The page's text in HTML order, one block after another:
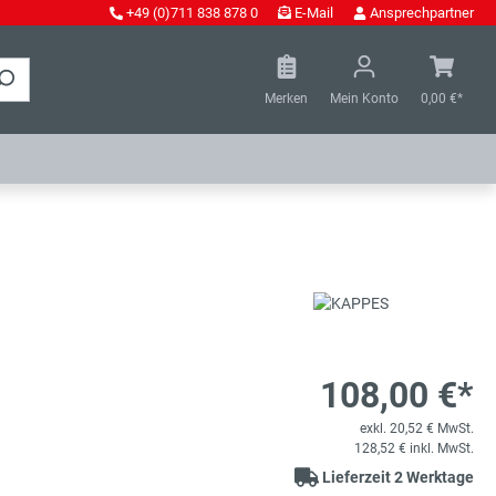
+49 (0)711 838 878 0 E-Mail Ansprechpartner
Merken Mein Konto 0,00 €*
108,00 €*
exkl. 20,52 € MwSt.
128,52 € inkl. MwSt.
Lieferzeit 2 Werktage